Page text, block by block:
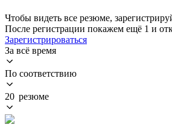
Чтобы видеть все резюме,
После регистрации покажем ещё 1 и
Зарегистрироваться
За всё время
По соответствию
20 резюме